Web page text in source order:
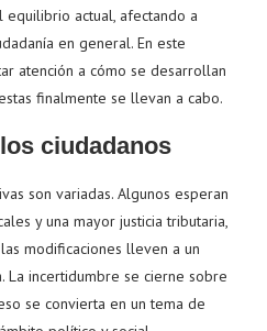
actual, afectando a
en general. En este
atención a cómo se desarrollan
finalmente se llevan a cabo.
ciudadanos
son variadas. Algunos esperan
y una mayor justicia tributaria,
modificaciones lleven a un
La incertidumbre se cierne sobre
se convierta en un tema de